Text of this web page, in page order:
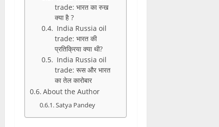
trade: भारत का रुख
क्या है ?
India Russia oil
trade: भारत की
प्रतिक्रिया क्या थी?
India Russia oil
trade: रूस और भारत
का तेल कारोबार
About the Author
Satya Pandey